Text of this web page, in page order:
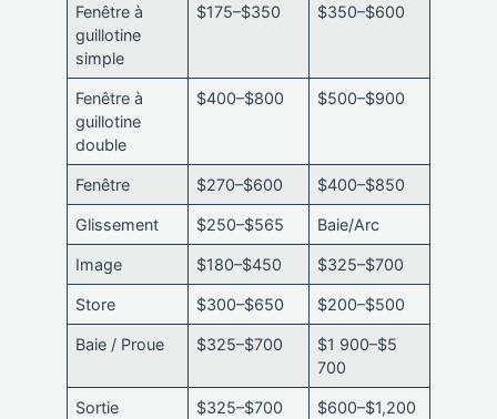
Fenêtre à
guillotine
simple
$175–$350 $350–$600
Fenêtre à
guillotine
double
$400–$800 $500–$900
Fenêtre $270–$600 $400–$850
Glissement $250–$565 Baie/Arc
Image $180–$450 $325–$700
Store $300–$650 $200–$500
Baie / Proue $325–$700
$1 900–$5
700
Sortie $325–$700 $600–$1,200